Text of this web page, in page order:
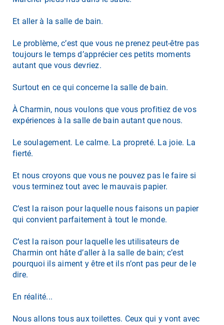
Et aller à la salle de bain.
Le problème, c’est que vous ne prenez peut-être pas
toujours le temps d’apprécier ces petits moments
autant que vous devriez.
Surtout en ce qui concerne la salle de bain.
À Charmin, nous voulons que vous profitiez de vos
expériences à la salle de bain autant que nous.
Le soulagement. Le calme. La propreté. La joie. La
fierté.
Et nous croyons que vous ne pouvez pas le faire si
vous terminez tout avec le mauvais papier.
C’est la raison pour laquelle nous faisons un papier
qui convient parfaitement à tout le monde.
C’est la raison pour laquelle les utilisateurs de
Charmin ont hâte d’aller à la salle de bain; c’est
pourquoi ils aiment y être et ils n’ont pas peur de le
dire.
En réalité...
Nous allons tous aux toilettes. Ceux qui y vont avec